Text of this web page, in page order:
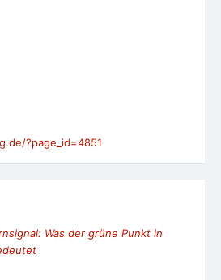
?page_id=4851
Was der grüne Punkt in